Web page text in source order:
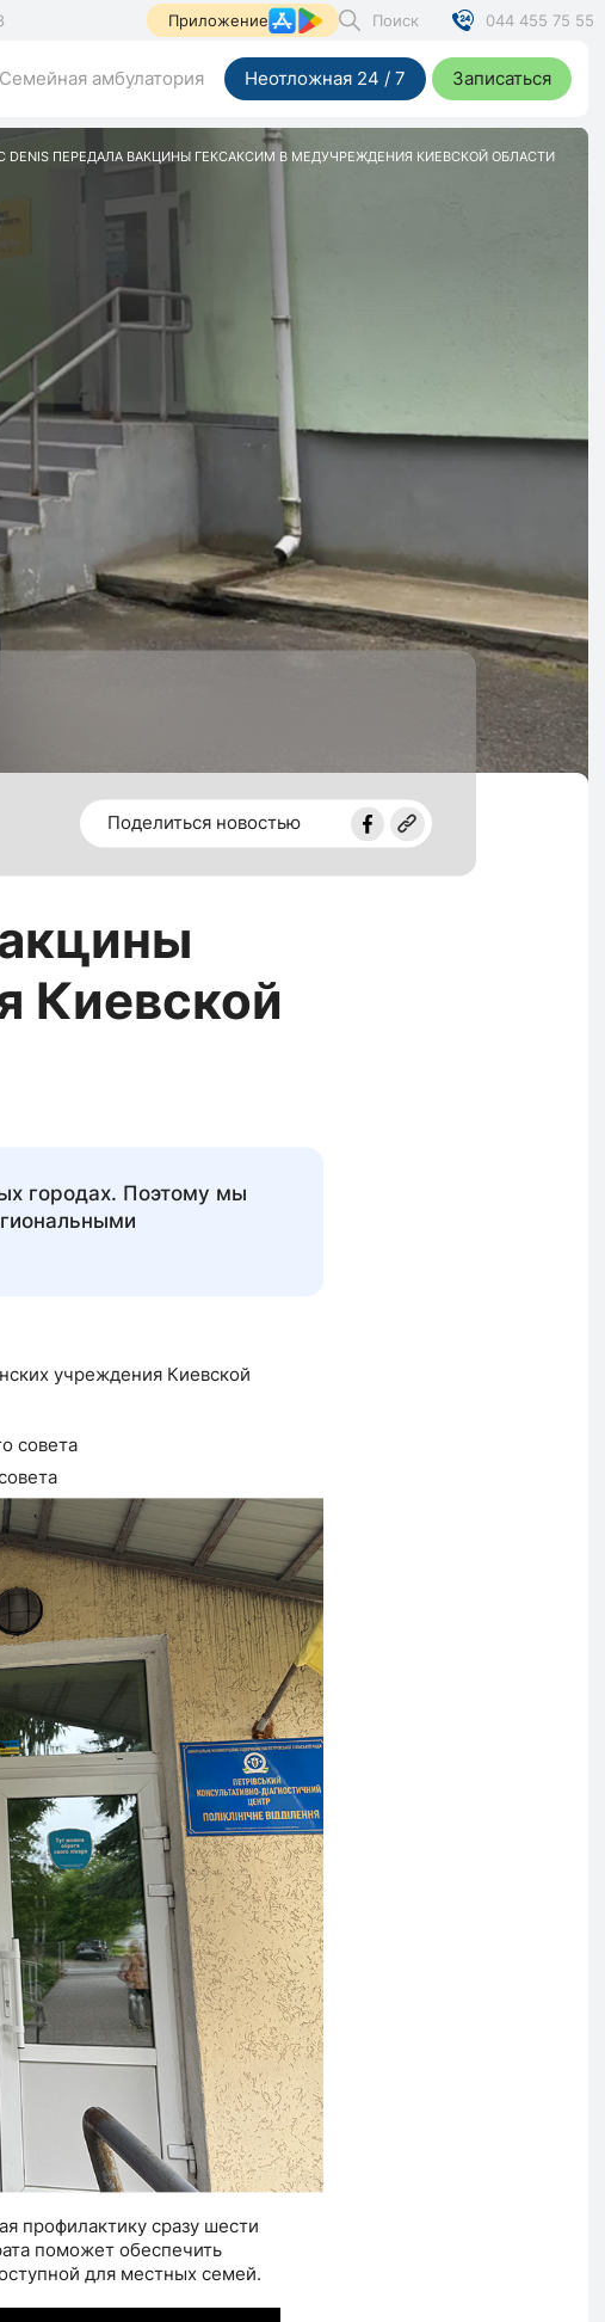
Приложение Поиск 044 455 75 55
Семейная амбулатория Неотложная 24 / 7 Записаться
DENIS ПЕРЕДАЛА ВАКЦИНЫ ГЕКСАКСИМ В МЕДУЧРЕЖДЕНИЯ КИЕВСКОЙ ОБЛАСТИ
Поделиться новостью
Киевской
городах. Поэтому мы
учреждения Киевской
совета
профилактику сразу шести
поможет обеспечить
для местных семей.